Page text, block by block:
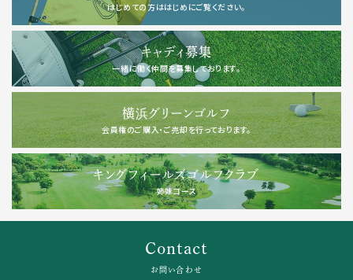
はじめての方ははじめにご覧ください。
キャディ募集
一緒に働く仲間を募集しております。
横浜グリーンゴルフ
会員権のご購入・ご売却を行っております。
キングフィールズゴルフクラブ
姉妹コース
Contact
お問い合わせ